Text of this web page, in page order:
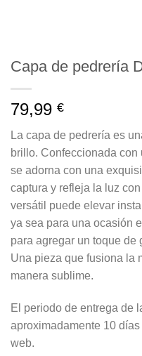
Capa de pedrería
79,99 €
La capa de pedrería es
brillo. Confeccionada con
se adorna con una
captura y refleja la luz
versátil puede elevar
ya sea para una ocasión
para agregar un toque de
Una pieza que fusiona la
manera sublime.
El periodo de entrega de
aproximadamente 10
web.